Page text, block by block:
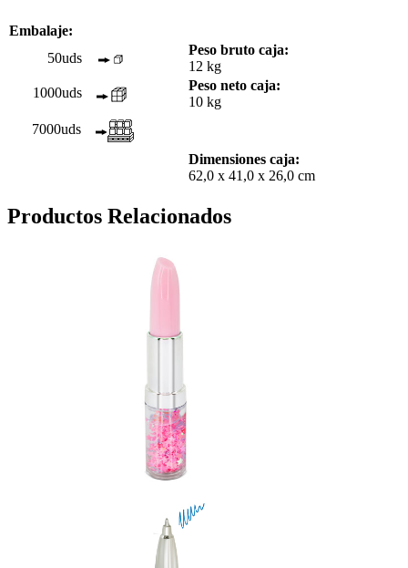
Embalaje:
50uds
Peso bruto caja:
12 kg
1000uds
Peso neto caja:
10 kg
7000uds
Dimensiones caja:
62,0 x 41,0 x 26,0 cm
Productos Relacionados